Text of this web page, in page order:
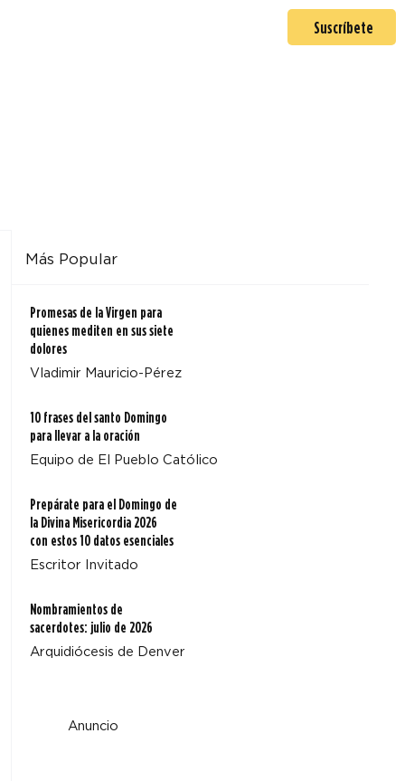
Suscríbete
Más Popular
Promesas de la Virgen para
quienes mediten en sus siete
dolores
Vladimir Mauricio-Pérez
10 frases del santo Domingo
para llevar a la oración
Equipo de El Pueblo Católico
Prepárate para el Domingo de
la Divina Misericordia 2026
con estos 10 datos esenciales
Escritor Invitado
Nombramientos de
sacerdotes: julio de 2026
Arquidiócesis de Denver
Anuncio